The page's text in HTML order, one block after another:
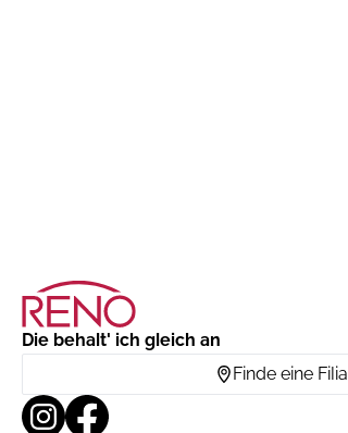
Die behalt' ich gleich an
Finde eine